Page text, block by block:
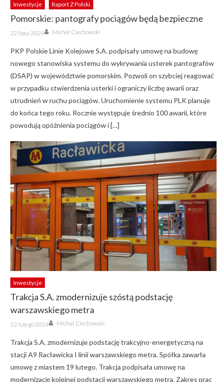
Inwestycje Raport Z Polski
Pomorskie: pantografy pociągów będą bezpieczne
Posted
on
22 lipca 2024 Author
Michał Ciechowski
PKP Polskie Linie Kolejowe S.A. podpisały umowę na budowę
nowego stanowiska systemu do wykrywania usterek pantografów
(DSAP) w województwie pomorskim. Pozwoli on szybciej reagować
w przypadku stwierdzenia usterki i ograniczy liczbę awarii oraz
utrudnień w ruchu pociągów. Uruchomienie systemu PLK planuje
do końca tego roku. Rocznie występuje średnio 100 awarii, które
powodują opóźnienia pociągów i […]
Inwestycje
Trakcja S.A. zmodernizuje szóstą podstację
warszawskiego metra
Posted
on
22 lutego 2024 Author
Michał Ciechowski
Trakcja S.A. zmodernizuje podstację trakcyjno-energetyczną na
stacji A9 Racławicka I linii warszawskiego metra. Spółka zawarła
umowę z miastem 19 lutego. Trakcja podpisała umowę na
modernizację kolejnej podstacji warszawskiego metra. Zakres prac